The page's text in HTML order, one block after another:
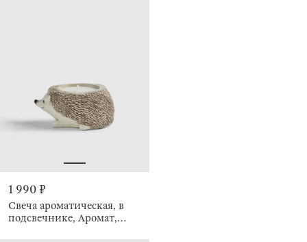
1 990 ₽
Свеча ароматическая, в
подсвечнике, Аромат,